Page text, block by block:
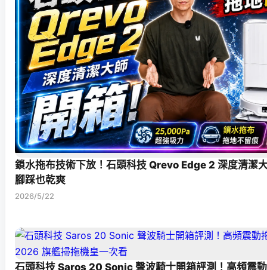
鎖水拖布技術下放！石頭科技 Qrevo Edge 2 深度清潔
腳踩也乾爽
2026/5/22
石頭科技 Saros 20 Sonic 聲波騎士開箱評測！高頻震